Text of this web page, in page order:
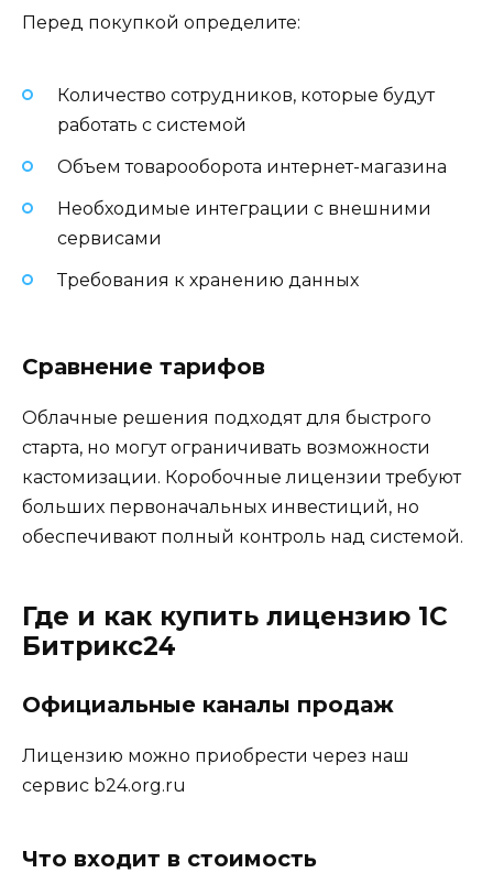
Перед покупкой определите:
Количество сотрудников, которые будут
работать с системой
Объем товарооборота интернет-магазина
Необходимые интеграции с внешними
сервисами
Требования к хранению данных
Сравнение тарифов
Облачные решения подходят для быстрого
старта, но могут ограничивать возможности
кастомизации. Коробочные лицензии требуют
больших первоначальных инвестиций, но
обеспечивают полный контроль над системой.
Где и как купить лицензию 1С
Битрикс24
Официальные каналы продаж
Лицензию можно приобрести через наш
сервис b24.org.ru
Что входит в стоимость